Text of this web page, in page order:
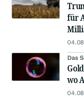
für
Das
wo